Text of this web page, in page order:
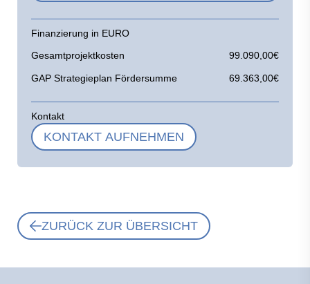
Finanzierung in EURO
Gesamtprojektkosten
99.090,00€
GAP Strategieplan Fördersumme 69.363,00€
Kontakt
KONTAKT AUFNEHMEN
ZURÜCK ZUR ÜBERSICHT